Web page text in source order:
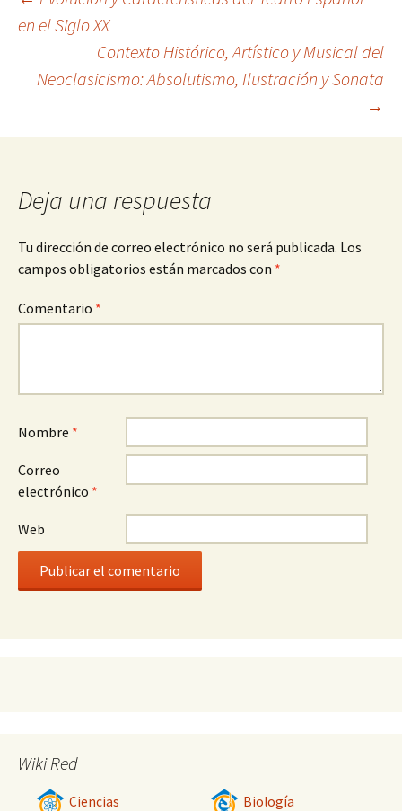
Navegación
de
entradas
en el Siglo XX
Contexto Histórico, Artístico y Musical del
Neoclasicismo: Absolutismo, Ilustración y Sonata
→
Deja una respuesta
Tu dirección de correo electrónico no será publicada. Los
campos obligatorios están marcados con *
Comentario *
Nombre *
Correo
electrónico *
Web
Wiki Red
Ciencias Biología